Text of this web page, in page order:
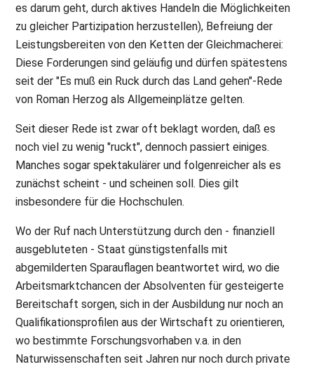
es darum geht, durch aktives Handeln die Möglichkeiten
zu gleicher Partizipation herzustellen), Befreiung der
Leistungsbereiten von den Ketten der Gleichmacherei:
Diese Forderungen sind geläufig und dürfen spätestens
seit der "Es muß ein Ruck durch das Land gehen"-Rede
von Roman Herzog als Allgemeinplätze gelten.
Seit dieser Rede ist zwar oft beklagt worden, daß es
noch viel zu wenig "ruckt", dennoch passiert einiges.
Manches sogar spektakulärer und folgenreicher als es
zunächst scheint - und scheinen soll. Dies gilt
insbesondere für die Hochschulen.
Wo der Ruf nach Unterstützung durch den - finanziell
ausgebluteten - Staat günstigstenfalls mit
abgemilderten Sparauflagen beantwortet wird, wo die
Arbeitsmarktchancen der Absolventen für gesteigerte
Bereitschaft sorgen, sich in der Ausbildung nur noch an
Qualifikationsprofilen aus der Wirtschaft zu orientieren,
wo bestimmte Forschungsvorhaben v.a. in den
Naturwissenschaften seit Jahren nur noch durch private